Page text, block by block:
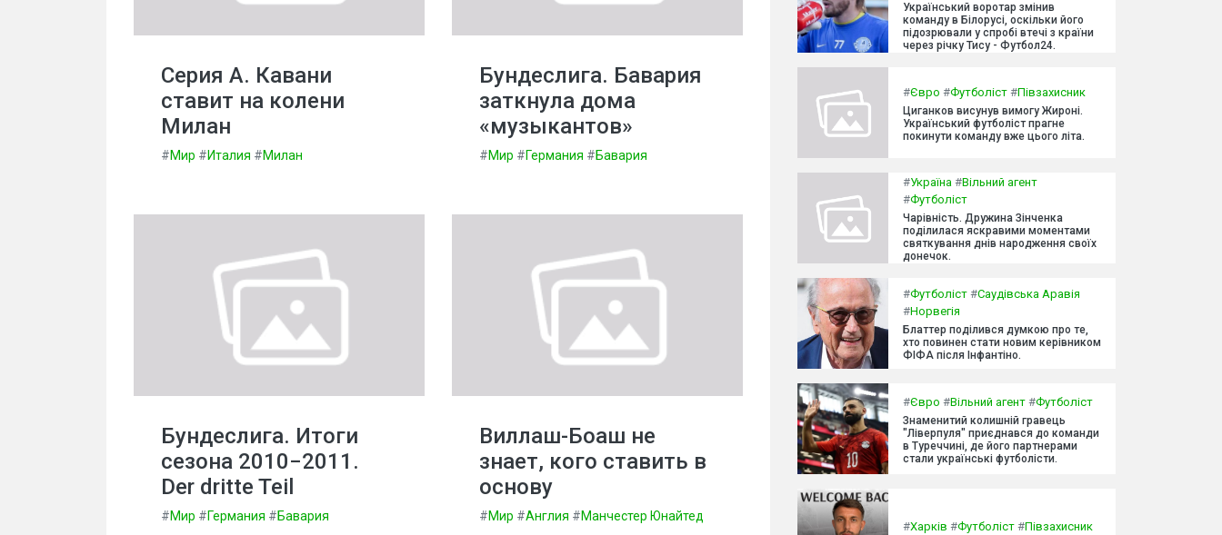
Серия А. Кавани
ставит на колени
Милан
#Мир #Италия #Милан
Бундеслига. Бавария
заткнула дома
«музыкантов»
#Мир #Германия #Бавария
Бундеслига. Итоги
сезона 2010−2011.
Der dritte Teil
#Мир #Германия #Бавария
Виллаш-Боаш не
знает, кого ставить в
основу
#Мир #Англия #Манчестер Юнайтед
Український воротар змінив
команду в Білорусі, оскільки його
підозрювали у спробі втечі з країни
через річку Тису - Футбол24.
#Євро #Футболіст #Півзахисник
Циганков висунув вимогу Жироні.
Український футболіст прагне
покинути команду вже цього літа.
#Україна #Вільний агент
#Футболіст
Чарівність. Дружина Зінченка
поділилася яскравими моментами
святкування днів народження своїх
донечок.
#Футболіст #Саудівська Аравія
#Норвегія
Блаттер поділився думкою про те,
хто повинен стати новим керівником
ФІФА після Інфантіно.
#Євро #Вільний агент #Футболіст
Знаменитий колишній гравець
"Ліверпуля" приєднався до команди
в Туреччині, де його партнерами
стали українські футболісти.
#Харків #Футболіст #Півзахисник